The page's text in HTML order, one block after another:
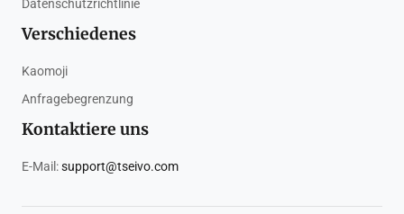
Datenschutzrichtlinie
Verschiedenes
Kaomoji
Anfragebegrenzung
Kontaktiere uns
E-Mail:support@tseivo.com